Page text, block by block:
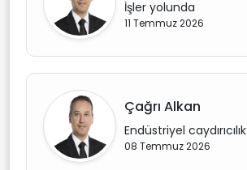
İşler yolunda
11 Temmuz 2026
Çağrı Alkan
Endüstriyel caydırıcılık
08 Temmuz 2026